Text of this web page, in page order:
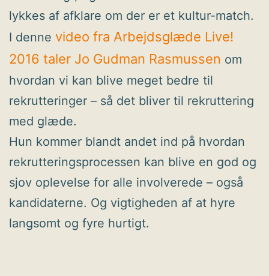
lykkes af afklare om der er et kultur-match.
I denne video fra Arbejdsglæde Live!
2016 taler Jo Gudman Rasmussen om
hvordan vi kan blive meget bedre til
rekrutteringer – så det bliver til rekruttering
med glæde.
Hun kommer blandt andet ind på hvordan
rekrutteringsprocessen kan blive en god og
sjov oplevelse for alle involverede – også
kandidaterne. Og vigtigheden af at hyre
langsomt og fyre hurtigt.